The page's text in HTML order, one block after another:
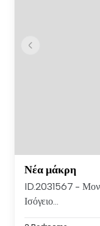
Νέα μάκρη
ID.2031567 -
Ισόγειο...